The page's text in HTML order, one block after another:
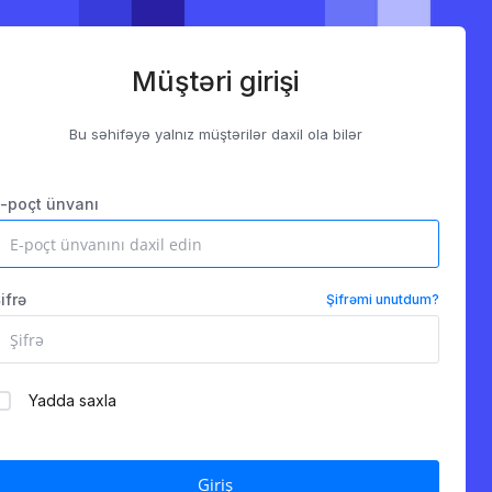
Müştəri girişi
Bu səhifəyə yalnız müştərilər daxil ola bilər
poçt ünvanı
Şifrəmi unutdum?
Yadda saxla